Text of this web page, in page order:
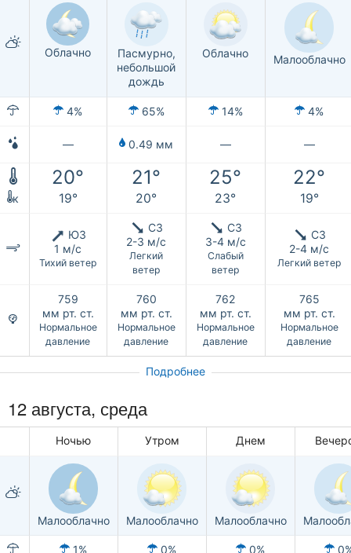
Облачно
Пасмурно,
небольшой
дождь
Облачно Малооблачно
4% 65% 14% 4%
— 0.49 мм — —
20° 21° 25° 22°
к 19° 20° 23° 19°
ЮЗ
1 м/с
Тихий ветер
СЗ
2-3 м/с
Легкий
ветер
СЗ
3-4 м/с
Слабый
ветер
СЗ
2-4 м/с
Легкий ветер
759
мм рт. ст.
Нормальное
давление
760
мм рт. ст.
Нормальное
давление
762
мм рт. ст.
Нормальное
давление
765
мм рт. ст.
Нормальное
давление
Подробнее
12 августа, среда
Ночью Утром Днем
Малооблачно Малооблачно Малооблачно
1% 0% 0%